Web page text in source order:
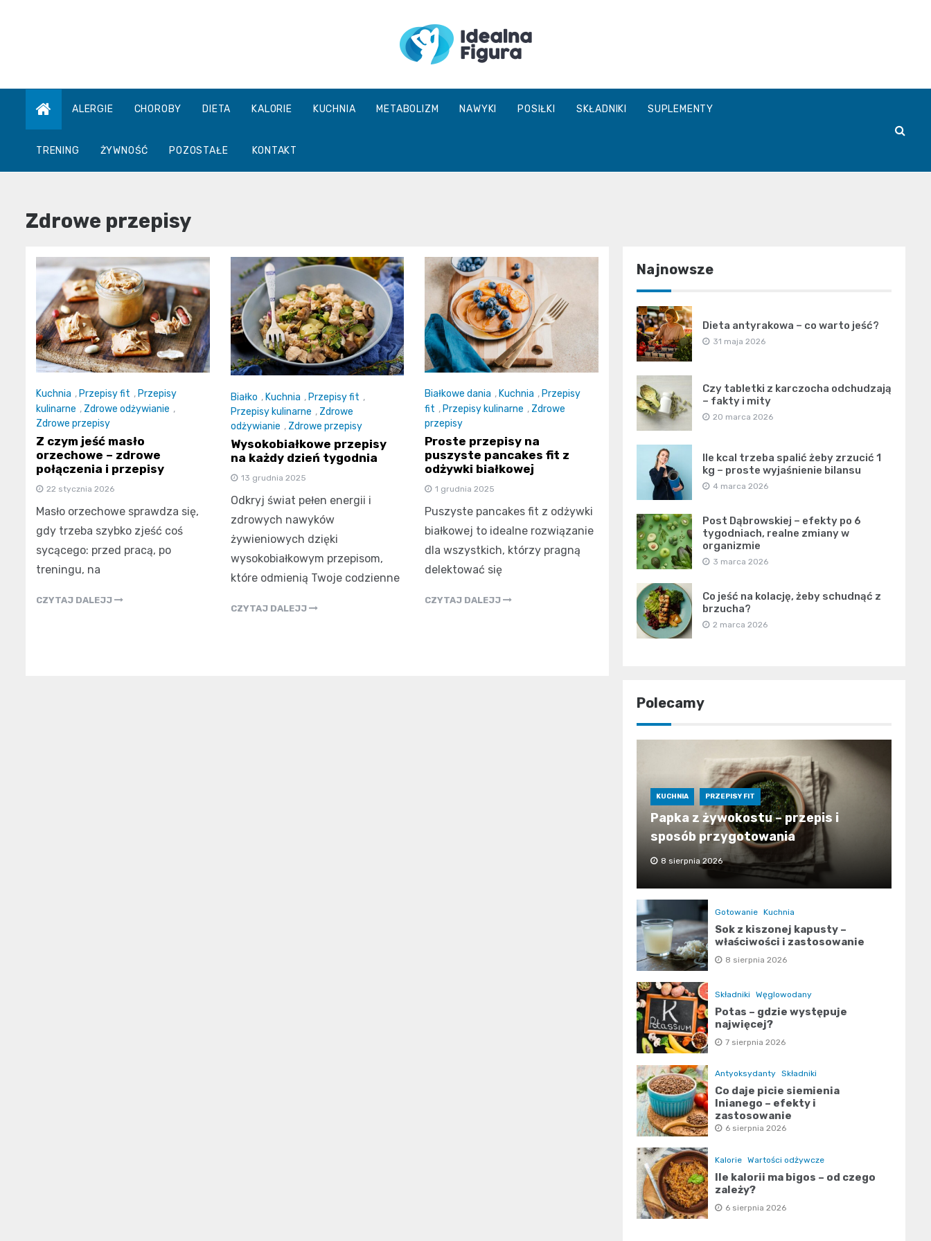
IdealnaFigura.pl
ALERGIE CHOROBY DIETA KALORIE KUCHNIA METABOLIZM NAWYKI POSIŁKI SKŁADNIKI SUPLEMENTY
TRENING ŻYWNOŚĆ POZOSTAŁE KONTAKT
Zdrowe przepisy
Kuchnia , Przepisy fit , Przepisy
kulinarne , Zdrowe odżywianie ,
Zdrowe przepisy
Z czym jeść masło
orzechowe – zdrowe
połączenia i przepisy
22 stycznia 2026
Masło orzechowe sprawdza się,
gdy trzeba szybko zjeść coś
sycącego: przed pracą, po
treningu, na
CZYTAJ DALEJJ
Białko , Kuchnia , Przepisy fit ,
Przepisy kulinarne , Zdrowe
odżywianie , Zdrowe przepisy
Wysokobiałkowe przepisy
na każdy dzień tygodnia
13 grudnia 2025
Odkryj świat pełen energii i
zdrowych nawyków
żywieniowych dzięki
wysokobiałkowym przepisom,
które odmienią Twoje codzienne
CZYTAJ DALEJJ
Białkowe dania , Kuchnia , Przepisy
fit , Przepisy kulinarne , Zdrowe
przepisy
Proste przepisy na
puszyste pancakes fit z
odżywki białkowej
1 grudnia 2025
Puszyste pancakes fit z odżywki
białkowej to idealne rozwiązanie
dla wszystkich, którzy pragną
delektować się
CZYTAJ DALEJJ
Najnowsze
Dieta antyrakowa – co warto jeść?
31 maja 2026
Czy tabletki z karczocha odchudzają
– fakty i mity
20 marca 2026
Ile kcal trzeba spalić żeby zrzucić 1
kg – proste wyjaśnienie bilansu
4 marca 2026
Post Dąbrowskiej – efekty po 6
tygodniach, realne zmiany w
organizmie
3 marca 2026
Co jeść na kolację, żeby schudnąć z
brzucha?
2 marca 2026
Polecamy
KUCHNIA PRZEPISY FIT
Papka z żywokostu – przepis i
sposób przygotowania
8 sierpnia 2026
Gotowanie Kuchnia
Sok z kiszonej kapusty –
właściwości i zastosowanie
8 sierpnia 2026
Składniki Węglowodany
Potas – gdzie występuje
najwięcej?
7 sierpnia 2026
Antyoksydanty Składniki
Co daje picie siemienia
lnianego – efekty i
zastosowanie
6 sierpnia 2026
Kalorie Wartości odżywcze
Ile kalorii ma bigos – od czego
zależy?
6 sierpnia 2026